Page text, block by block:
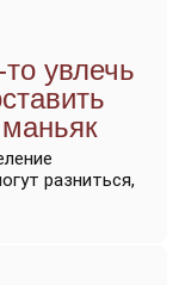
увлечь
разниться,